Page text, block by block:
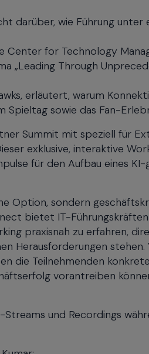
darüber, wie Führung unter
for Technology
„Leading Through
erläutert, warum
Spieltag sowie das Fan-
Summit mit speziell für
exklusive, interaktive
für den Aufbau eines
Option, sondern
bietet IT-
praxisnah zu erfahren,
Herausforderungen stehen.
die Teilnehmenden
vorantreiben
und Recordings